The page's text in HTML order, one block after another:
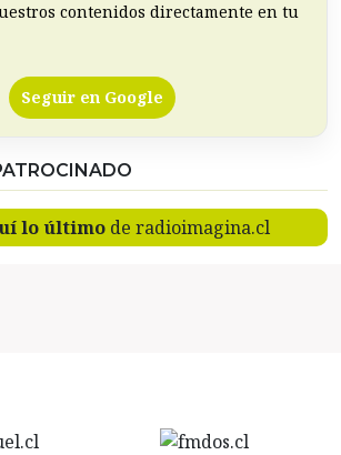
contenidos directamente en tu
Seguir en Google
lo últimode radioimagina.cl